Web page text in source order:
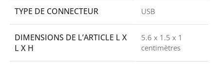
TYPE DE CONNECTEUR USB
DIMENSIONS DE L’ARTICLE L X
L X H
5.6 x 1.5 x 1
centimètres